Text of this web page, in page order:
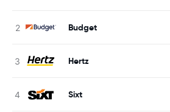
Budget
Hertz
Sixt